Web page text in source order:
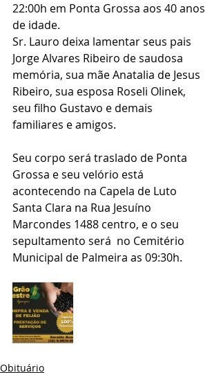
22:00h em Ponta Grossa aos 40 anos
de idade.
Sr. Lauro deixa lamentar seus pais
Jorge Alvares Ribeiro de saudosa
memória, sua mãe Anatalia de Jesus
Ribeiro, sua esposa Roseli Olinek,
seu filho Gustavo e demais
familiares e amigos.
Seu corpo será traslado de Ponta
Grossa e seu velório está
acontecendo na Capela de Luto
Santa Clara na Rua Jesuíno
Marcondes 1488 centro, e o seu
sepultamento será  no Cemitério
Municipal de Palmeira as 09:30h.
Obituário